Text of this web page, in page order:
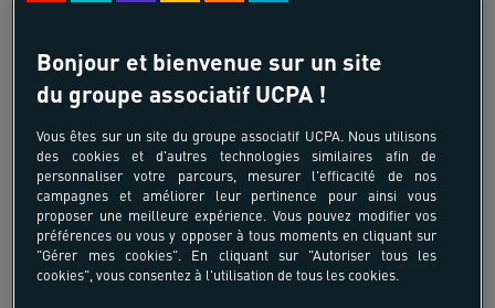
Croisière voilier Kayak de mer
Trail Trek-Randonnée pédestre
Bonjour et bienvenue sur un site
du groupe associatif UCPA !
Vous êtes sur un site du groupe associatif UCPA. Nous utilisons
des cookies et d'autres technologies similaires afin de
personnaliser votre parcours, mesurer l'efficacité de nos
campagnes et améliorer leur pertinence pour ainsi vous
proposer une meilleure expérience. Vous pouvez modifier vos
préférences ou vous y opposer à tous moments en cliquant sur
"Gérer mes cookies". En cliquant sur "Autoriser tous les
cookies", vous consentez à l'utilisation de tous les cookies.